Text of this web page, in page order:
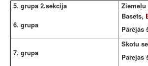
5. grupa 2.sekcija
6. grupa
Basets,
Pārējās
7. grupa
Skotu
Pārējās